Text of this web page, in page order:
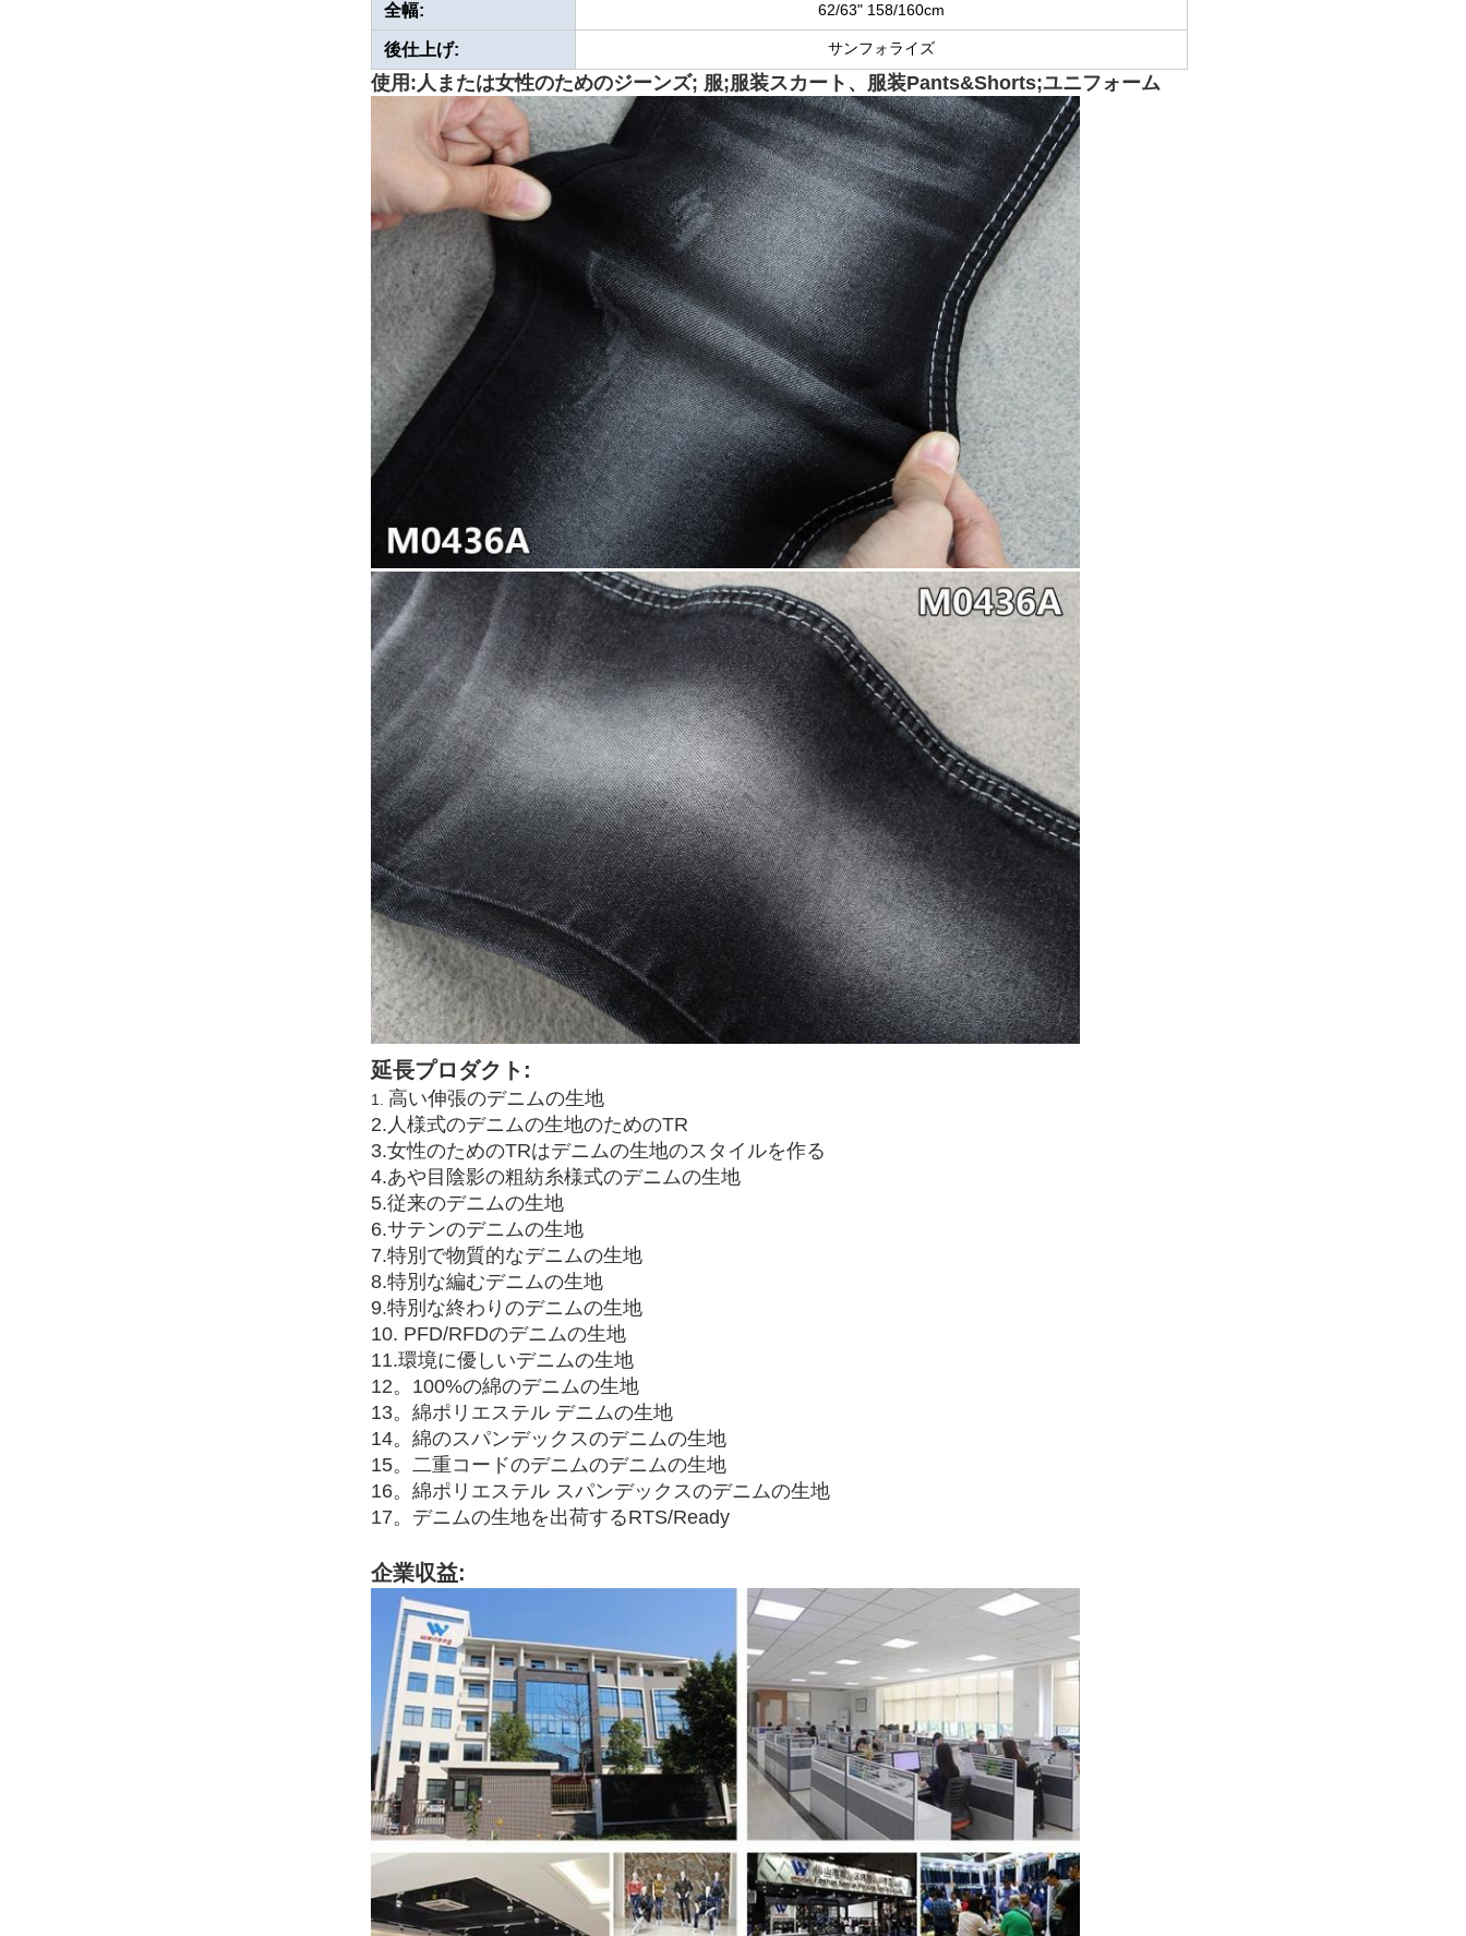
全幅: 62/63" 158/160cm
後仕上げ: サンフォライズ
使用:人または女性のためのジーンズ; 服;服装スカート、服装Pants&Shorts;ユニフォーム
延長プロダクト:
1. 高い伸張のデニムの生地
2.人様式のデニムの生地のためのTR
3.女性のためのTRはデニムの生地のスタイルを作る
4.あや目陰影の粗紡糸様式のデニムの生地
5.従来のデニムの生地
6.サテンのデニムの生地
7.特別で物質的なデニムの生地
8.特別な編むデニムの生地
9.特別な終わりのデニムの生地
10. PFD/RFDのデニムの生地
11.環境に優しいデニムの生地
12。100%の綿のデニムの生地
13。綿ポリエステル デニムの生地
14。綿のスパンデックスのデニムの生地
15。二重コードのデニムのデニムの生地
16。綿ポリエステル スパンデックスのデニムの生地
17。デニムの生地を出荷するRTS/Ready
企業収益: